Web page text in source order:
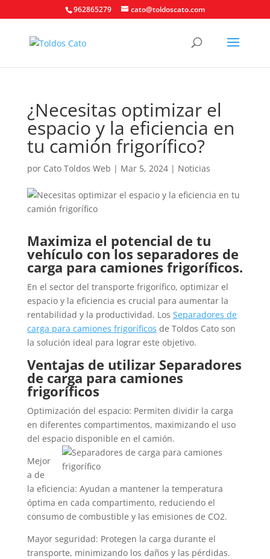
962865279 cato@toldoscato.com
¿Necesitas optimizar el
espacio y la eficiencia en
tu camión frigorífico?
por Cato Toldos Web | Mar 5, 2024| Noticias
Maximiza el potencial de tu
vehículo con los separadores de
carga para camiones frigoríficos.
En el sector del transporte frigorífico, optimizar el
espacio y la eficiencia es crucial para aumentar la
rentabilidad y la productividad. Los Separadores de
carga para camiones frigoríficos de Toldos Cato son
la solución ideal para lograr este objetivo.
Ventajas de utilizar Separadores
de carga para camiones
frigoríficos
Optimización del espacio: Permiten dividir la carga
en diferentes compartimentos, maximizando el uso
del espacio disponible en el camión.
Mejor
a de
la eficiencia: Ayudan a mantener la temperatura
óptima en cada compartimento, reduciendo el
consumo de combustible y las emisiones de CO2.
Mayor seguridad: Protegen la carga durante el
transporte, minimizando los daños y las pérdidas.